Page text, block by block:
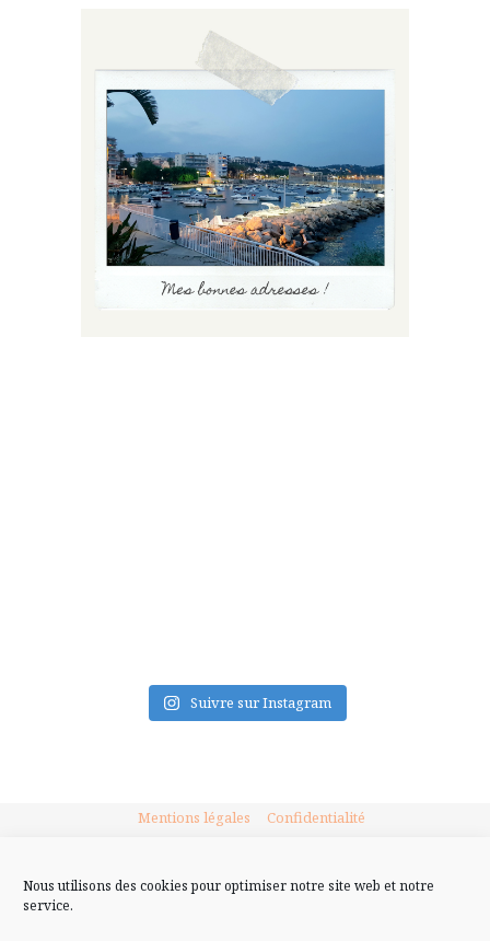
Nous utilisons des cookies pour optimiser notre site web et notre
service.
Suivre sur Instagram
Mentions légales Confidentialité